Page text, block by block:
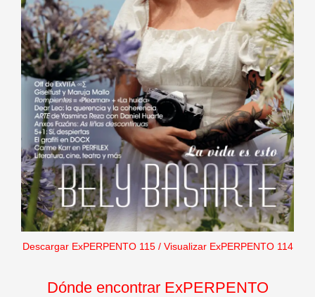
Descargar ExPERPENTO 115/ Visualizar ExPERPENTO 114
Dónde encontrar ExPERPENTO